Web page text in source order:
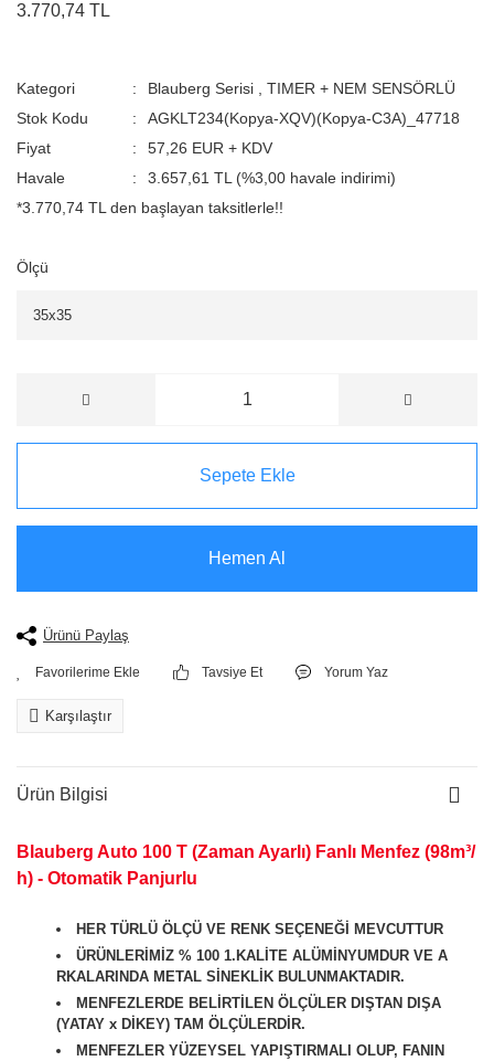
3.770,74 TL
Kategori Blauberg Serisi
TIMER + NEM SENSÖRLÜ
Stok Kodu
AGKLT234(Kopya-XQV)(Kopya-C3A)_47718
Fiyat
57,26 EUR + KDV
Havale
3.657,61 TL (%3,00 havale indirimi)
*3.770,74 TL den başlayan taksitlerle!!
Ölçü
Sepete Ekle
Hemen Al
Ürünü Paylaş
Tavsiye Et Yorum Yaz
Karşılaştır
Ürün Bilgisi
Blauberg Auto 100 T (Zaman Ayarlı) Fanlı Menfez (98m³/
h) - Otomatik Panjurlu
HER TÜRLÜ ÖLÇÜ VE RENK SEÇENEĞİ MEVCUTTUR
ÜRÜNLERİMİZ % 100 1.KALİTE ALÜMİNYUMDUR VE A
RKALARINDA METAL SİNEKLİK BULUNMAKTADIR.
MENFEZLERDE BELİRTİLEN ÖLÇÜLER DIŞTAN DIŞA
(YATAY x DİKEY) TAM ÖLÇÜLERDİR.
MENFEZLER YÜZEYSEL YAPIŞTIRMALI OLUP, FANIN